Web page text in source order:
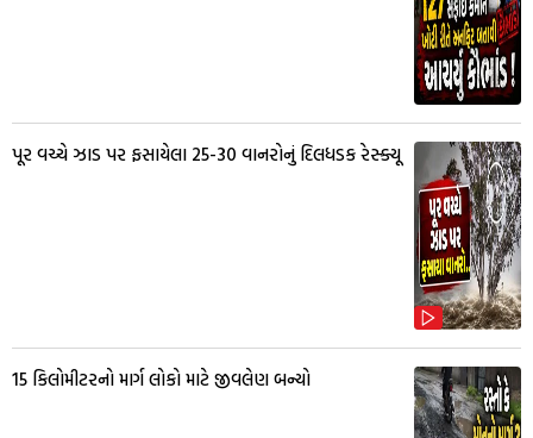
પૂર વચ્ચે ઝાડ પર ફસાયેલા 25-30 વાનરોનું દિલધડક રેસ્ક્યૂ
15 કિલોમીટરનો માર્ગ લોકો માટે જીવલેણ બન્યો